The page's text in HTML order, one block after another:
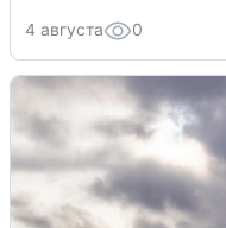
4 августа 0